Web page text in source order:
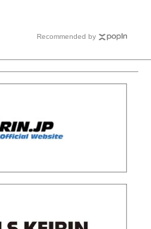
Recommended by